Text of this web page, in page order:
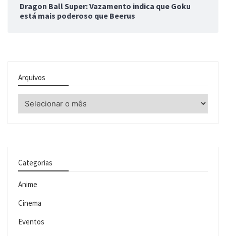
Dragon Ball Super: Vazamento indica que Goku
está mais poderoso que Beerus
Arquivos
Categorias
Anime
Cinema
Eventos